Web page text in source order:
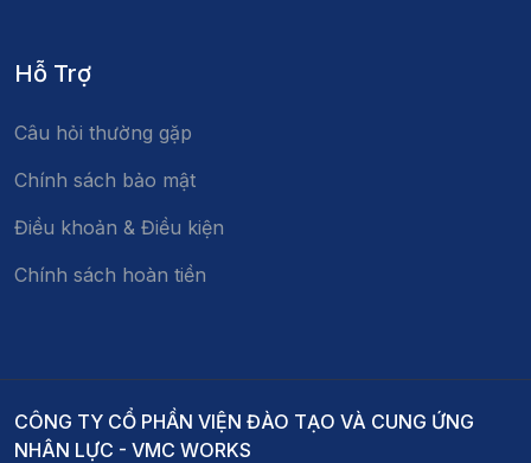
Hỗ Trợ
Câu hỏi thường gặp
Chính sách bảo mật
Điều khoản & Điều kiện
Chính sách hoàn tiền
CÔNG TY CỔ PHẦN VIỆN ĐÀO TẠO VÀ CUNG ỨNG
NHÂN LỰC - VMC WORKS